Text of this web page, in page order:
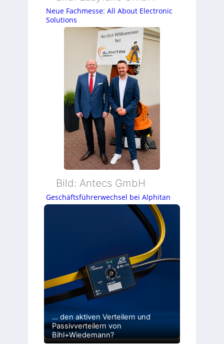
Neue Fachmesse: All About Electronic
Solutions
Bild: Antecs GmbH
Geschäftsführerwechsel bei Alphitan
… den aktiven Verteilern und
Passivverteilern von
Bihl+Wiedemann?